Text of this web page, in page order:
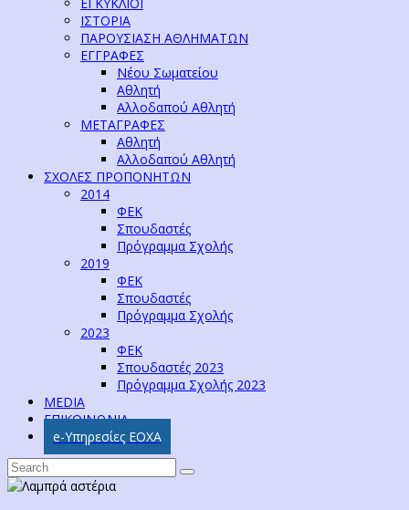
ΙΣΤΟΡΙΑ
ΠΑΡΟΥΣΙΑΣΗ ΑΘΛΗΜΑΤΩΝ
ΕΓΓΡΑΦΕΣ
Νέου Σωματείου
Αθλητή
Αλλοδαπού Αθλητή
ΜΕΤΑΓΡΑΦΕΣ
Αθλητή
Αλλοδαπού Αθλητή
ΣΧΟΛΕΣ ΠΡΟΠΟΝΗΤΩΝ
2014
ΦΕΚ
Σπουδαστές
Πρόγραμμα Σχολής
2019
ΦΕΚ
Σπουδαστές
Πρόγραμμα Σχολής
2023
ΦΕΚ
Σπουδαστές 2023
Πρόγραμμα Σχολής 2023
MEDIA
ΕΠΙΚΟΙΝΩΝΙΑ
e-Υπηρεσίες ΕΟΧΑ